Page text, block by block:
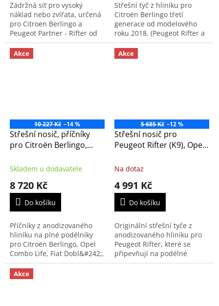
Zádržná síť pro vysoký
náklad nebo zvířata, určená
pro Citroen Berlingo a
Peugeot Partner - Rifter od
roku výroby 2008 a pro Opel
Combo Life od rv. 2018-. Síť
může být upevněna...
Střešní tyč z hliníku pro
Citroën Berlingo třetí
generace od modelového
roku 2018. (Peugeot Rifter a
Opel Combo)
Akce
10 227 Kč –14 %
Střešní nosič, příčníky
pro Citroën Berlingo,
Doblo, Peugeot Rifter a
Skladem u dodavatele
8 720 Kč
Do košíku
Příčníky z anodizovaného
hliníku na plné podélníky
pro Citroën Berlingo, Opel
Combo Life, Fiat Dobl&#242;,
Peugeot Rifter, Toyota
Proace City Verso.
Akce
5 685 Kč –12 %
Střešní nosič pro
Peugeot Rifter (K9), Opel
podélnými střešními
Na dotaz
4 991 Kč
Do košíku
Originální střešní tyče z
anodizovaného hliníku pro
Peugeot Rifter, které se
připevňují na podélné
střešní tyče, tzv. hagusy.
Akce